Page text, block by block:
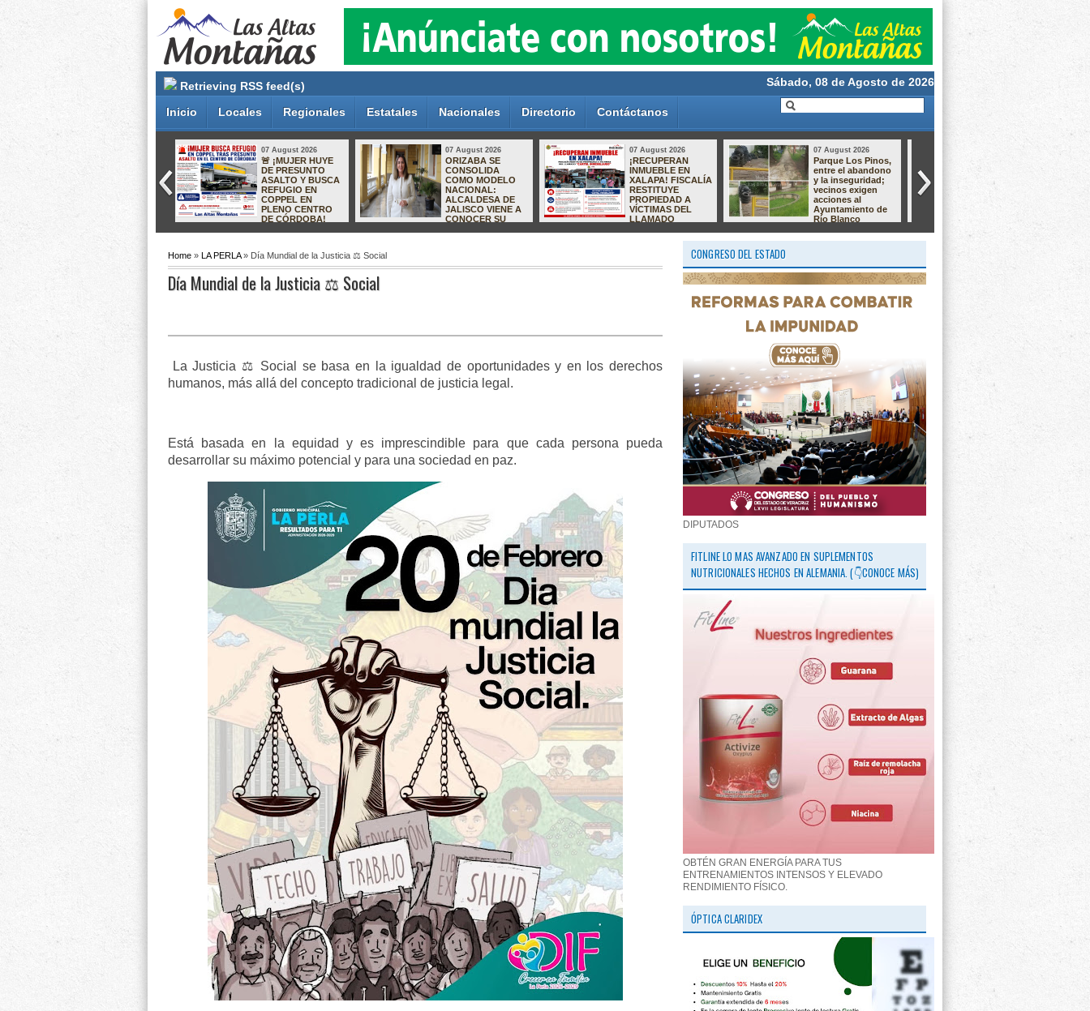
Retrieving RSS feed(s) Sábado, 08 de Agosto de 2026
Inicio Locales Regionales Estatales Nacionales Directorio Contáctanos
EXPERIENCIA
07 August 2026
¡RECUPERAN
INMUEBLE EN
XALAPA! FISCALÍA
RESTITUYE
PROPIEDAD A
VÍCTIMAS DEL
LLAMADO
07 August 2026
Parque Los Pinos,
entre el abandono
y la inseguridad;
vecinos exigen
acciones al
Ayuntamiento de
Río Blanco
07 August 2026
Golpe al crimen
organizado:
capturan en
Zapopan a
presunto operador
ligado a
homicidios en
07 August 2026
DIF La Perla se
suma a iniciativa
para fortalecer la
atención e
inclusión de
personas con
autismo
Río Blanco
impulsa el
Home » LA PERLA» Día Mundial de la Justicia ⚖️ Social
Día Mundial de la Justicia ⚖️ Social
La Justicia ⚖️ Social se basa en la igualdad de oportunidades y en los derechos
humanos, más allá del concepto tradicional de justicia legal.
Está basada en la equidad y es imprescindible para que cada persona pueda
desarrollar su máximo potencial y para una sociedad en paz.
CONGRESO DEL ESTADO
DIPUTADOS
FITLINE LO MAS AVANZADO EN SUPLEMENTOS
NUTRICIONALES HECHOS EN ALEMANIA. (👇CONOCE MÁS)
OBTÉN GRAN ENERGÍA PARA TUS
ENTRENAMIENTOS INTENSOS Y ELEVADO
RENDIMIENTO FÍSICO.
ÓPTICA CLARIDEX